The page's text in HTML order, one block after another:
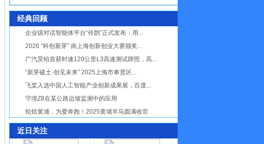
经典回顾
企业级对话智能体平台“伶鹊”正式发布：用...
2026 “科创新芽” 南上海创新创业大赛颁奖...
广汽昊铂首获时速120公里L3高速测试牌照，高...
“新芽破土·创见未来” 2025上海市奉贤区...
飞桨入选中国人工智能产业创新成果展，百度...
守境Z8在某公路边坡监测中的应用
轮炫黄浦，为爱奔跑！2025黄埔半马圆满收官
近日关注